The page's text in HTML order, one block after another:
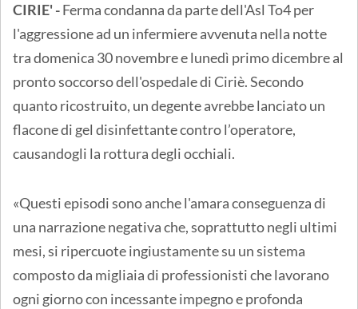
CIRIE' -Ferma condanna da parte dell'Asl To4 per
l'aggressione ad un infermiere avvenuta nella notte
tra domenica 30 novembre e lunedì primo dicembre al
pronto soccorso dell'ospedale di Ciriè. Secondo
quanto ricostruito, un degente avrebbe lanciato un
flacone di gel disinfettante contro l’operatore,
causandogli la rottura degli occhiali.
«Questi episodi sono anche l'amara conseguenza di
una narrazione negativa che, soprattutto negli ultimi
mesi, si ripercuote ingiustamente su un sistema
composto da migliaia di professionisti che lavorano
ogni giorno con incessante impegno e profonda